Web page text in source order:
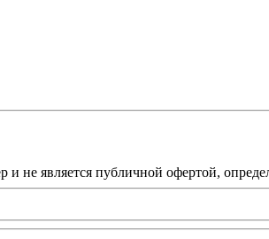
и не является публичной офертой,